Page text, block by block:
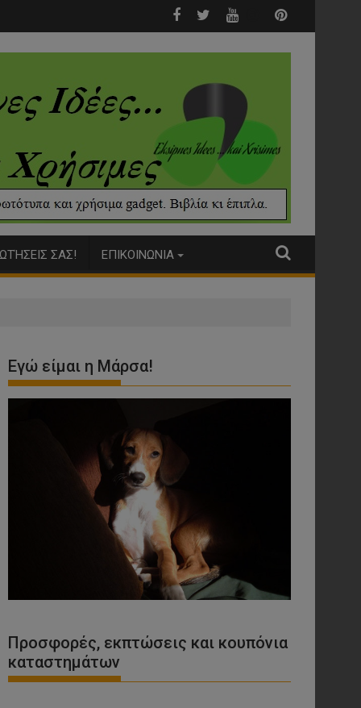
Σκύλος μαχαίρωσε γυναίκα....
ΣΑΣ! ΕΠΙΚΟΙΝΩΝΙΑ
Εγώ είμαι η Μάρσα!
Προσφορές, εκπτώσεις και κουπόνια
καταστημάτων